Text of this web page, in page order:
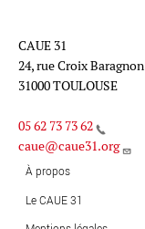
CAUE 31
24, rue Croix Baragnon
31000 TOULOUSE
05 62 73 73 62
caue@caue31.org
À propos
Le CAUE 31